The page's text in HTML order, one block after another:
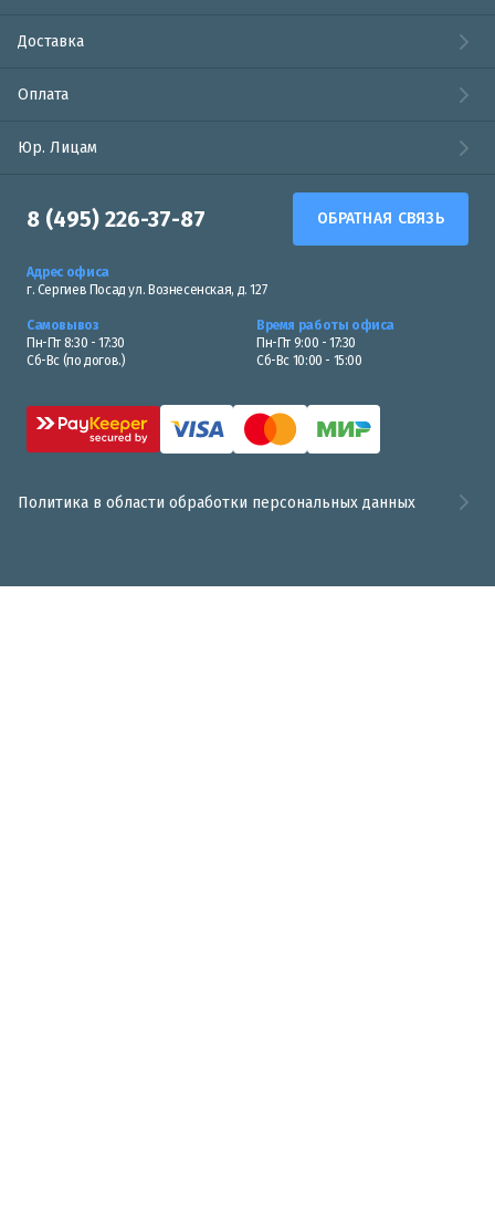
Доставка
Оплата
Юр. Лицам
8 (495) 226-37-87 ОБРАТНАЯ СВЯЗЬ
Адрес офиса
г. Сергиев Посад ул. Вознесенская, д. 127
Самовывоз
Пн-Пт 8:30 - 17:30
Сб-Вс (по догов.)
Время работы офиса
Пн-Пт 9:00 - 17:30
Сб-Вс 10:00 - 15:00
Политика в области обработки персональных данных